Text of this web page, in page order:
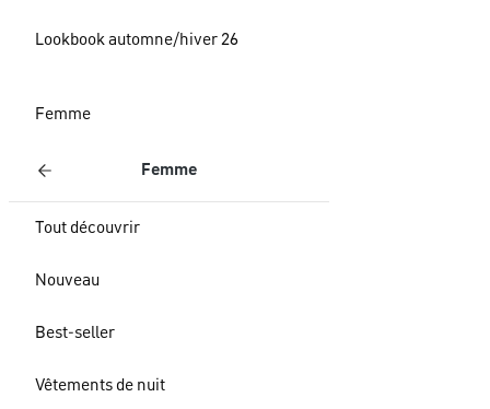
Lookbook automne/hiver 26
Femme
Femme
Tout découvrir
Nouveau
Best-seller
Vêtements de nuit